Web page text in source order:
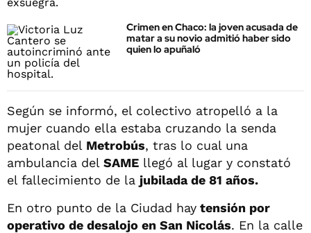
Crimen en Chaco: la joven acusada de
matar a su novio admitió haber sido
quien lo apuñaló
Según se informó, el colectivo atropelló a la
mujer cuando ella estaba cruzando la senda
peatonal del Metrobús, tras lo cual una
ambulancia del SAME llegó al lugar y constató
el fallecimiento de la jubilada de 81 años.
En otro punto de la Ciudad hay tensión por
operativo de desalojo en San Nicolás. En la calle